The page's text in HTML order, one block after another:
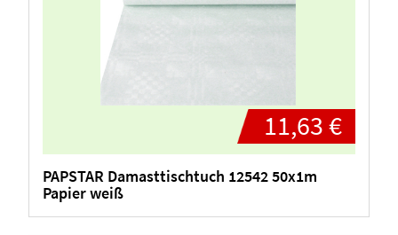
11,63 €
PAPSTAR Damasttischtuch 12542 50x1m
Papier weiß